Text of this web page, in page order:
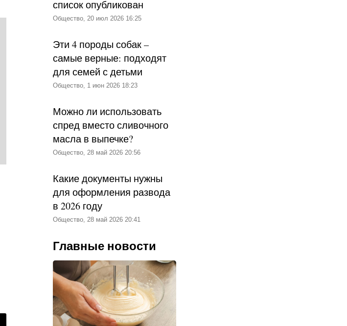
список опубликован
Общество, 20 июл 2026 16:25
Эти 4 породы собак –
самые верные: подходят
для семей с детьми
Общество, 1 июн 2026 18:23
Можно ли использовать
спред вместо сливочного
масла в выпечке?
Общество, 28 май 2026 20:56
Какие документы нужны
для оформления развода
в 2026 году
Общество, 28 май 2026 20:41
Главные новости